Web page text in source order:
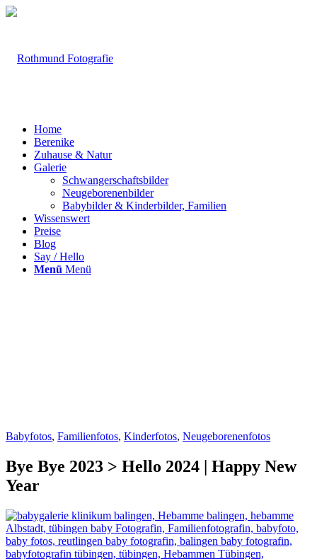
Home
Berenike
Zuhause & Natur
Galerie
Schwangerschaftsbilder
Neugeborenenbilder
Babybilder & Kinderbilder, Familien
Wissenswert
Preise
Blog
Say / Hello
Menü Menü
Babyfotos, Familienfotos, Kinderfotos, Neugeborenenfotos
Bye Bye 2023 > Hello 2024 | Happy New
Year